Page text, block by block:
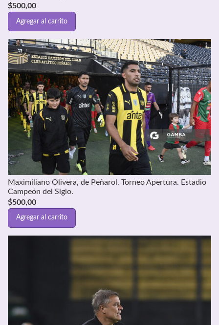
$500,00
Agregar al carrito
Maximiliano Olivera, de Peñarol. Torneo Apertura. Estadio
Campeón del Siglo.
$500,00
Agregar al carrito